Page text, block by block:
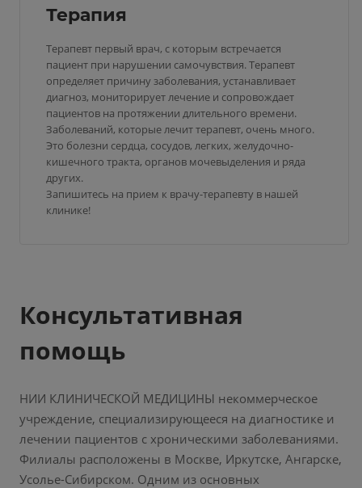
Терапия
Терапевт первый врач, с которым встречается
пациент при нарушении самочувствия. Терапевт
определяет причину заболевания, устанавливает
диагноз, мониторирует лечение и сопровождает
пациентов на протяжении длительного времени.
Заболеваний, которые лечит терапевт, очень много.
Это болезни сердца, сосудов, легких, желудочно-
кишечного тракта, органов мочевыделения и ряда
других.
Запишитесь на прием к врачу-терапевту в нашей
клинике!
Консультативная
помощь
НИИ КЛИНИЧЕСКОЙ МЕДИЦИНЫ некоммерческое
учреждение, специализирующееся на диагностике и
лечении пациентов с хроническими заболеваниями.
Филиалы расположены в Москве, Иркутске, Ангарске,
Усолье-Сибирском. Одним из основных